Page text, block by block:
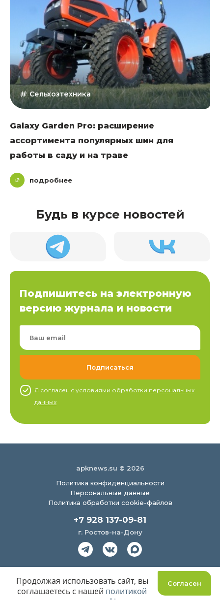
Сельхозтехника
Galaxy Garden Pro: расширение
ассортимента популярных шин для
работы в саду и на траве
подробнее
Будь в курсе новостей
Подпишитесь на электронную
версию журнала и новости
Я согласен c условиями обработки персональных
данных
apknews.su © 2026
Политика конфиденциальности
Персональные данные
Политика обработки cookie-файлов
+7 928 137-09-81
г. Ростов-на-Дону
Согласен
Продолжая использовать сайт, вы
соглашаетесь с нашей политикой